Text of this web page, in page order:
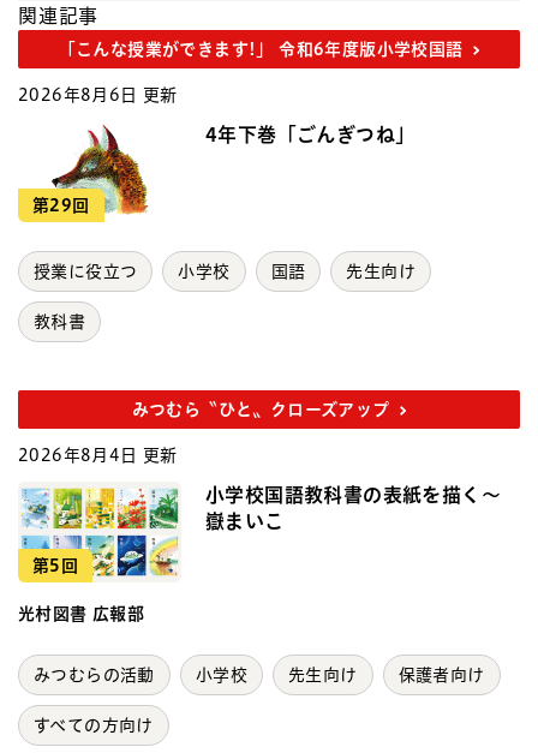
関連記事
「こんな授業ができます!」 令和6年度版小学校国語
2026年8月6日 更新
第29回
4年下巻「ごんぎつね」
授業に役立つ 小学校 国語 先生向け
教科書
みつむら〝ひと〟クローズアップ
2026年8月4日 更新
第5回
小学校国語教科書の表紙を描く～
嶽まいこ
光村図書 広報部
みつむらの活動 小学校 先生向け 保護者向け
すべての方向け